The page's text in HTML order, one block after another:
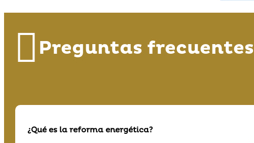
Preguntas frecuentes
¿Qué es la reforma energética?